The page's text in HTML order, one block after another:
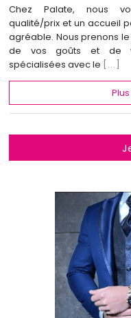
Chez Palate, nous
qualité/prix et un accueil
agréable. Nous prenons
de vos goûts et de
spécialisées avec le [...]